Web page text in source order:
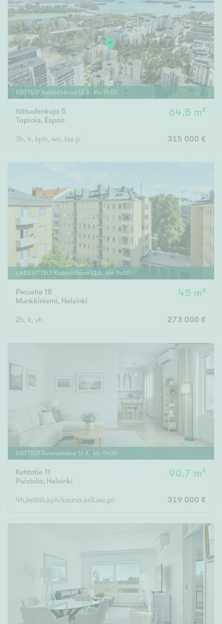
ESITTELY Keskiviikkona 12.8. klo 15:00
Itätuulenkuja 5
Tapiola, Espoo
64,5 m²
3h, k, kph, wc, las.p 315 000 €
ENSIESITTELY Keskiviikkona 12.8. klo 14:00
Perustie 18
Munkkiniemi, Helsinki
45 m²
2h, k, vh 273 000 €
ESITTELY Sunnuntaina 16.8. klo 14:00
Kehtotie 11
Puistola, Helsinki
90,7 m²
4h,keittiö,kph/sauna,erill.wc,päätypiha 319 000 €